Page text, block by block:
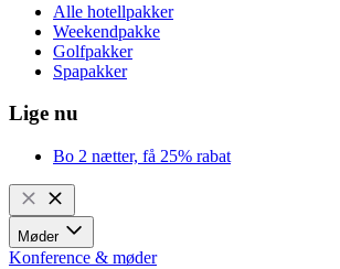
Alle hotellpakker
Weekendpakke
Golfpakker
Spapakker
Lige nu
Bo 2 nætter, få 25% rabat
Møder
Konference & møder